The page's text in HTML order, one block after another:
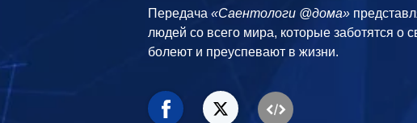
Передача«Саентологи @дома»
людей со всего мира, которые заботятся о
болеют и преуспевают в жизни.